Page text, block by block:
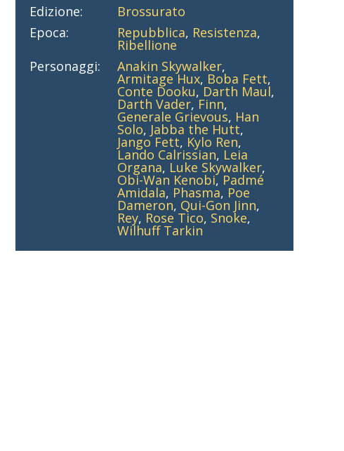
Edizione:
Brossurato
Epoca:
Repubblica, Resistenza,
Ribellione
Personaggi:
Anakin Skywalker,
Armitage Hux, Boba Fett,
Conte Dooku, Darth Maul,
Darth Vader, Finn,
Generale Grievous, Han
Solo, Jabba the Hutt,
Jango Fett, Kylo Ren,
Lando Calrissian, Leia
Organa, Luke Skywalker,
Obi-Wan Kenobi, Padmé
Amidala, Phasma, Poe
Dameron, Qui-Gon Jinn,
Rey, Rose Tico, Snoke,
Wilhuff Tarkin